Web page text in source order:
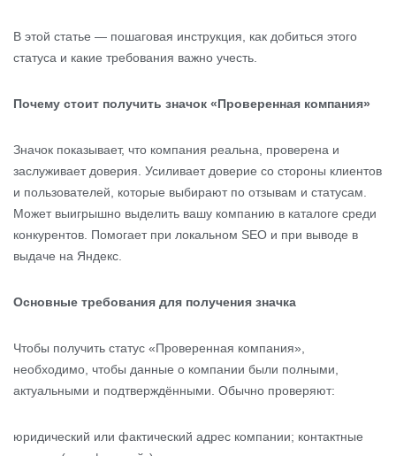
В этой статье — пошаговая инструкция, как добиться этого
статуса и какие требования важно учесть.
Почему стоит получить значок «Проверенная компания»
Значок показывает, что компания реальна, проверена и
заслуживает доверия. Усиливает доверие со стороны клиентов
и пользователей, которые выбирают по отзывам и статусам.
Может выигрышно выделить вашу компанию в каталоге среди
конкурентов. Помогает при локальном SEO и при выводе в
выдаче на Яндекс.
Основные требования для получения значка
Чтобы получить статус «Проверенная компания»,
необходимо, чтобы данные о компании были полными,
актуальными и подтверждёнными. Обычно проверяют:
юридический или фактический адрес компании; контактные